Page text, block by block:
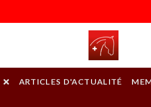
ARTICLES D'ACTUALITÉ